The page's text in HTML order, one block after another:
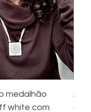
medalhão
white com